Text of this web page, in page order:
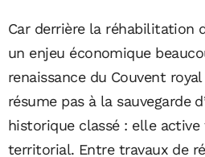
Car derrière la réhabilitation
un enjeu économique
renaissance du Couvent
résume pas à la sauvegarde
historique classé : elle
territorial. Entre travaux de